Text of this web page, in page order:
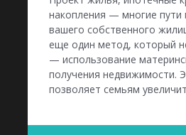
накопления — многие пути
вашего собственного
еще один метод, который
— использование
получения недвижимости.
позволяет семьям